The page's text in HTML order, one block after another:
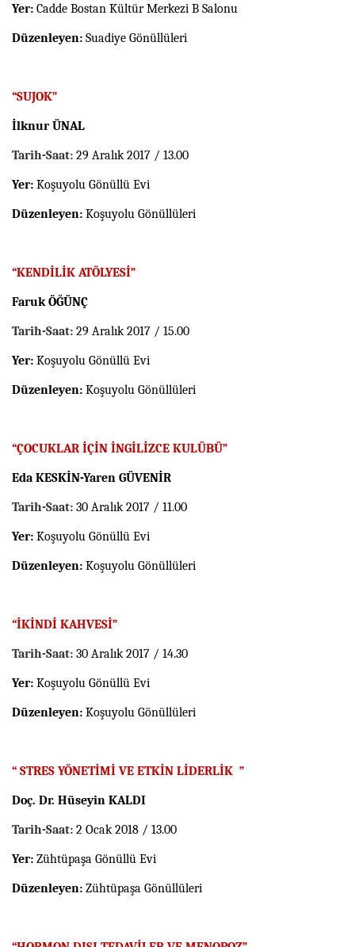
Yer: Cadde Bostan Kültür Merkezi B Salonu
Düzenleyen: Suadiye Gönüllüleri
“SUJOK”
İlknur ÜNAL
Tarih-Saat: 29 Aralık 2017 / 13.00
Yer: Koşuyolu Gönüllü Evi
Düzenleyen: Koşuyolu Gönüllüleri
“KENDİLİK ATÖLYESİ”
Faruk ÖĞÜNÇ
Tarih-Saat: 29 Aralık 2017 / 15.00
Yer: Koşuyolu Gönüllü Evi
Düzenleyen: Koşuyolu Gönüllüleri
“ÇOCUKLAR İÇİN İNGİLİZCE KULÜBÜ”
Eda KESKİN-Yaren GÜVENİR
Tarih-Saat: 30 Aralık 2017 / 11.00
Yer: Koşuyolu Gönüllü Evi
Düzenleyen: Koşuyolu Gönüllüleri
“İKİNDİ KAHVESİ”
Tarih-Saat: 30 Aralık 2017 / 14.30
Yer: Koşuyolu Gönüllü Evi
Düzenleyen: Koşuyolu Gönüllüleri
“ STRES YÖNETİMİ VE ETKİN LİDERLİK ”
Doç. Dr. Hüseyin KALDI
Tarih-Saat: 2 Ocak 2018 / 13.00
Yer: Zühtüpaşa Gönüllü Evi
Düzenleyen: Zühtüpaşa Gönüllüleri